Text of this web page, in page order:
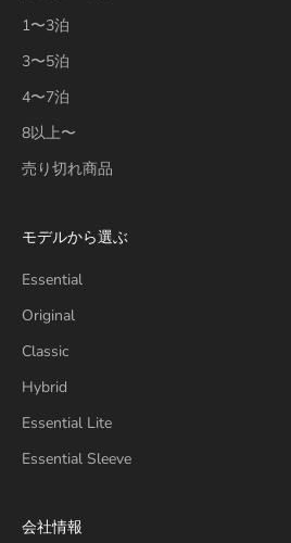
1〜3泊
3〜5泊
4〜7泊
8以上〜
売り切れ商品
モデルから選ぶ
Essential
Original
Classic
Hybrid
Essential Lite
Essential Sleeve
会社情報